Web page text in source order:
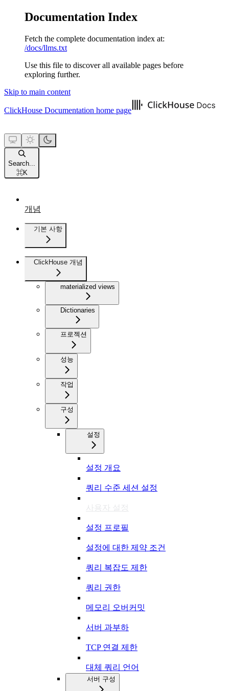
Documentation Index
Fetch the complete documentation index at:
/docs/llms.txt
Use this file to discover all available pages before
exploring further.
Skip to main content
ClickHouse Documentation home page
Search...
⌘K
개념
기본 사항
ClickHouse 개념
materialized views
Dictionaries
프로젝션
성능
작업
구성
설정
설정 개요
쿼리 수준 세션 설정
사용자 설정
설정 프로필
설정에 대한 제약 조건
쿼리 복잡도 제한
쿼리 권한
메모리 오버커밋
서버 과부하
TCP 연결 제한
대체 쿼리 언어
서버 구성